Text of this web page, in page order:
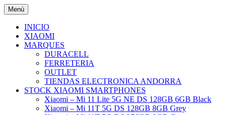
Saltar
al
contenido
ELECTRÓNICA A LOS
MEJORES PRECIOS DE
ANDORRA
electrónica de Andorra o de España?
Calidad, novedades y experiencia. En
nuestra tienda online podrás comprar los
mejores productos de electrónica,
informática y tecnología al mejor precio.
Tecnología, Electrónica e Informática a los
Menú
INICIO
XIAOMI
MARQUES
DURACELL
FERRETERIA
OUTLET
TIENDAS ELECTRONICA ANDORRA
STOCK XIAOMI SMARTPHONES
Xiaomi – Mi 11 Lite 5G NE DS 128GB 6GB Black
Xiaomi – Mi 11T 5G DS 128GB 8GB Grey